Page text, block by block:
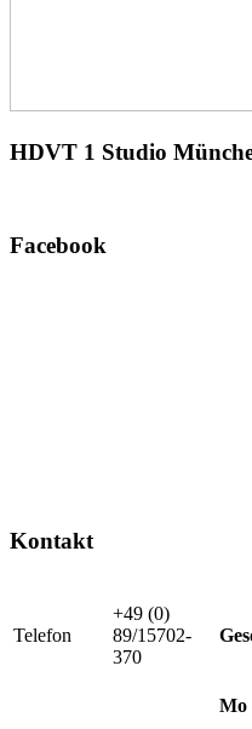
HDVT 1 Studio
Facebook
Kontakt
Telefon
+49 (0)
89/15702-
370
Mo